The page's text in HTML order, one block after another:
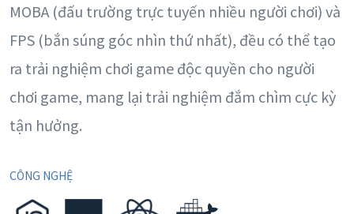
MOBA (đấu trường trực tuyến nhiều người chơi) và
FPS (bắn súng góc nhìn thứ nhất), đều có thể tạo
ra trải nghiệm chơi game độc quyền cho người
chơi game, mang lại trải nghiệm đắm chìm cực kỳ
tận hưởng.
CÔNG NGHỆ